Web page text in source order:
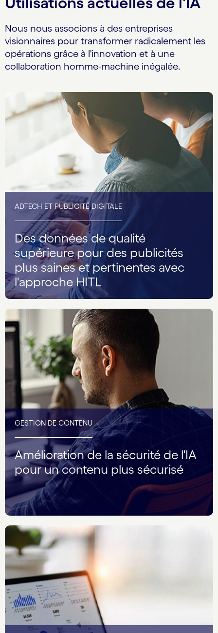
Nous nous associons à des entreprises
visionnaires pour transformer radicalement les
opérations grâce à l'innovation et à une
collaboration homme-machine inégalée.
ADTECH ET PUBLICITÉ DIGITALE
Des données de qualité
supérieure pour des publicités
plus saines et pertinentes avec
l'approche HITL
GESTION DE CONTENU
Amélioration de la sécurité de l'IA
pour un contenu plus sécurisé